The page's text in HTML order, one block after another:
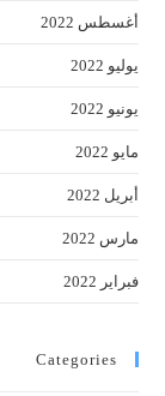
أغسطس 2022
يوليو 2022
يونيو 2022
مايو 2022
أبريل 2022
مارس 2022
فبراير 2022
Categories